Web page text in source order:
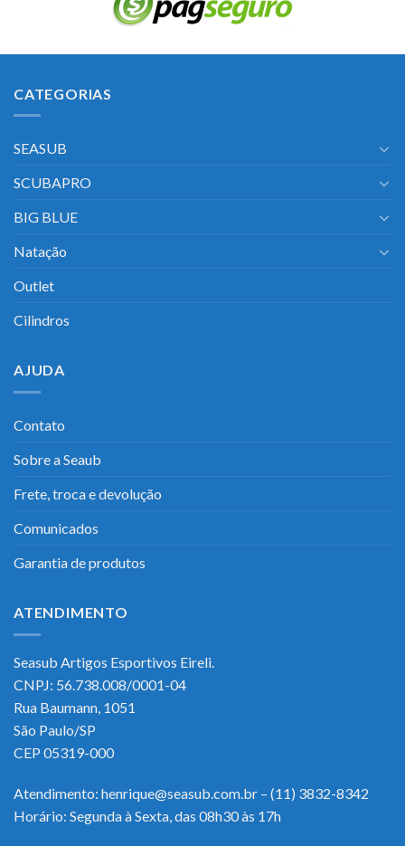
CATEGORIAS
SEASUB
SCUBAPRO
BIG BLUE
Natação
Outlet
Cilindros
AJUDA
Contato
Sobre a Seaub
Frete, troca e devolução
Comunicados
Garantia de produtos
ATENDIMENTO
Seasub Artigos Esportivos Eireli.
CNPJ: 56.738.008/0001-04
Rua Baumann, 1051
São Paulo/SP
CEP 05319-000
Atendimento: henrique@seasub.com.br – (11) 3832-8342
Horário: Segunda à Sexta, das 08h30 às 17h